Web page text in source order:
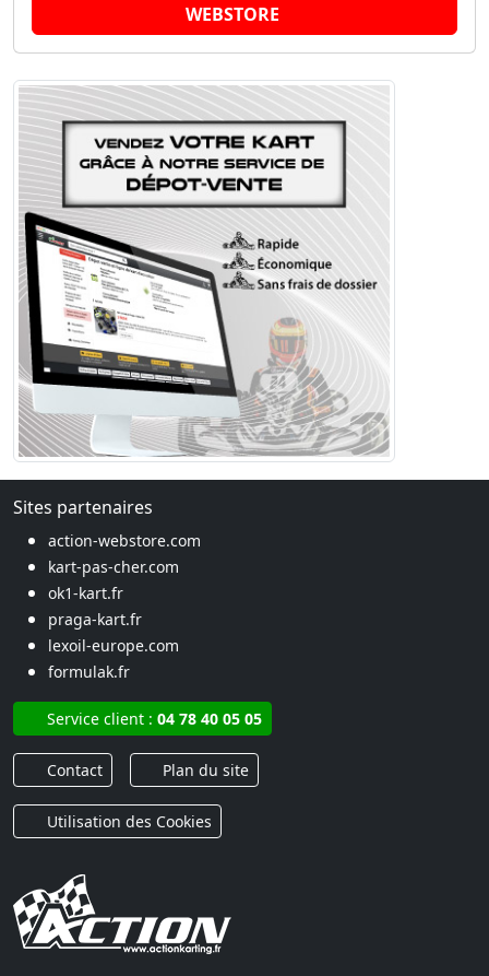
WEBSTORE
Sites partenaires
action-webstore.com
kart-pas-cher.com
ok1-kart.fr
praga-kart.fr
lexoil-europe.com
formulak.fr
Service client : 04 78 40 05 05
Contact Plan du site
Utilisation des Cookies